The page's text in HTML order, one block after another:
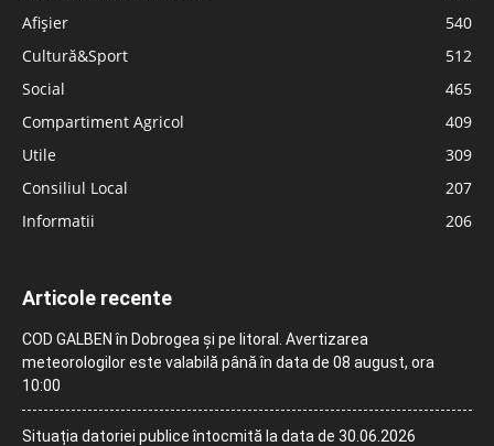
Afișier
540
Cultură&Sport
512
Social
465
Compartiment Agricol
409
Utile
309
Consiliul Local
207
Informatii
206
Articole recente
COD GALBEN în Dobrogea și pe litoral. Avertizarea
meteorologilor este valabilă până în data de 08 august, ora
10:00
Situația datoriei publice întocmită la data de 30.06.2026